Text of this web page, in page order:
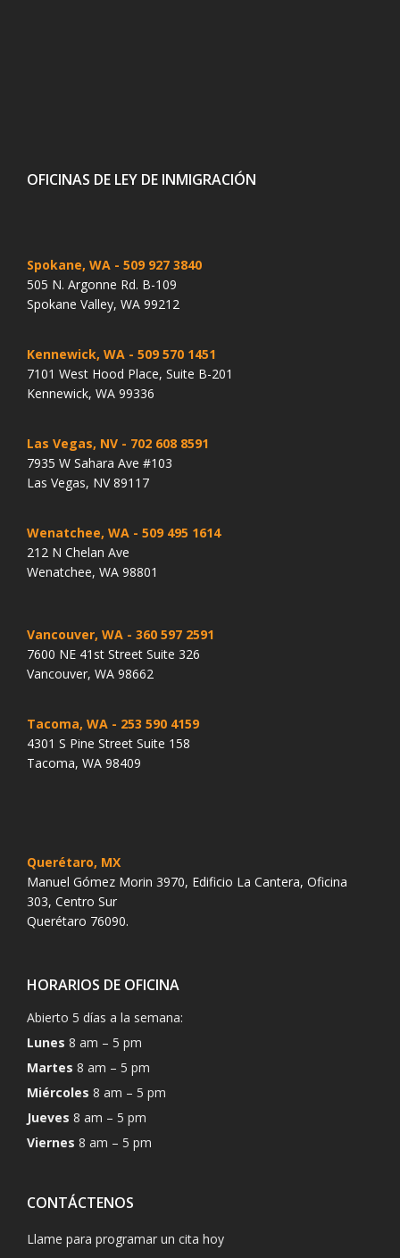
OFICINAS DE LEY DE INMIGRACIÓN
Spokane, WA - 509 927 3840
505 N. Argonne Rd. B-109
Spokane Valley, WA 99212
Kennewick, WA - 509 570 1451
7101 West Hood Place, Suite B-201
Kennewick, WA 99336
Las Vegas, NV - 702 608 8591
7935 W Sahara Ave #103
Las Vegas, NV 89117
Wenatchee, WA - 509 495 1614
212 N Chelan Ave
Wenatchee, WA 98801
Vancouver, WA - 360 597 2591
7600 NE 41st Street Suite 326
Vancouver, WA 98662
Tacoma, WA - 253 590 4159
4301 S Pine Street Suite 158
Tacoma, WA 98409
Querétaro, MX
Manuel Gómez Morin 3970, Edificio La Cantera, Oficina
303, Centro Sur
Querétaro 76090.
HORARIOS DE OFICINA
Abierto 5 días a la semana:
Lunes 8 am – 5 pm
Martes 8 am – 5 pm
Miércoles 8 am – 5 pm
Jueves 8 am – 5 pm
Viernes 8 am – 5 pm
CONTÁCTENOS
Llame para programar un cita hoy